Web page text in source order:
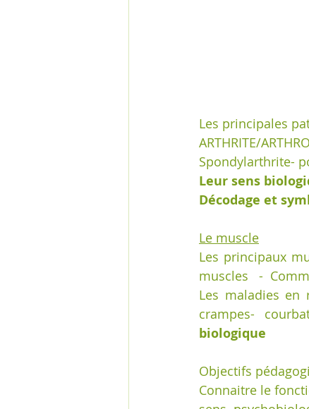
Les principales
ARTHRITE/
Spondylarthrite-
Leur sens
Décodage et
Le muscle
Les principaux
muscles   -
Les maladies en
crampes-
biologique
Objectifs
Connaitre le